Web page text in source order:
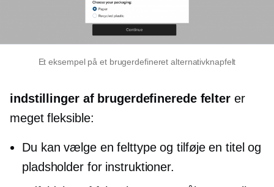
Et eksempel på et brugerdefineret alternativknapfelt
indstillinger af brugerdefinerede felter er
meget fleksible:
Du kan vælge en felttype og tilføje en titel og
pladsholder for instruktioner.